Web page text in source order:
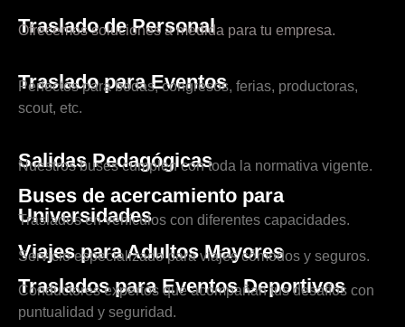
Traslado de Personal
Ofrecemos soluciones a medida para tu empresa.
Traslado para Eventos
Perfectos para bodas, congresos, ferias, productoras,
scout, etc.
Salidas Pedagógicas
Nuestros buses cumplen con toda la normativa vigente.
Buses de acercamiento para
Universidades
Traslados en vehículos con diferentes capacidades.
Viajes para Adultos Mayores
Servicio especializado para viajes cómodos y seguros.
Traslados para Eventos Deportivos
Conductores expertos que acompañan tus desafíos con
puntualidad y seguridad.